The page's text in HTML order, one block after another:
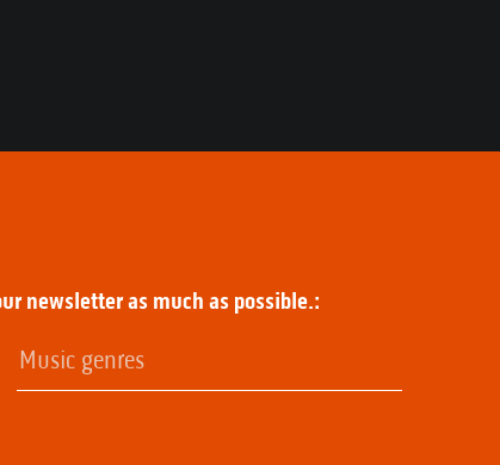
newsletter as much as possible.: